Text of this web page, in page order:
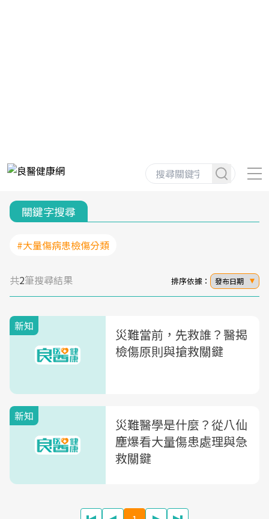
關鍵字搜尋
#大量傷病患檢傷分類
共2筆搜尋結果 排序依據： 發布日期
新知
災難當前，先救誰？醫揭
檢傷原則與搶救關鍵
新知
災難醫學是什麼？從八仙
塵爆看大量傷患處理與急
救關鍵